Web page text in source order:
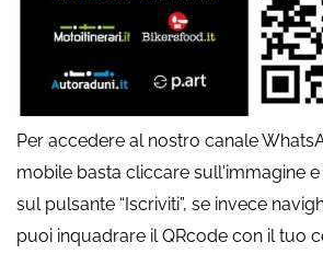
Per accedere al nostro canale
mobile basta cliccare sull'immagine
sul pulsante “Iscriviti”, se invece
puoi inquadrare il QRcode con il tuo